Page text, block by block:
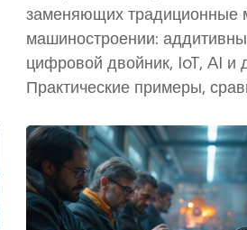
заменяющих традиционные
машиностроении:
цифровой двойник, IoT, AI и
Практические примеры,